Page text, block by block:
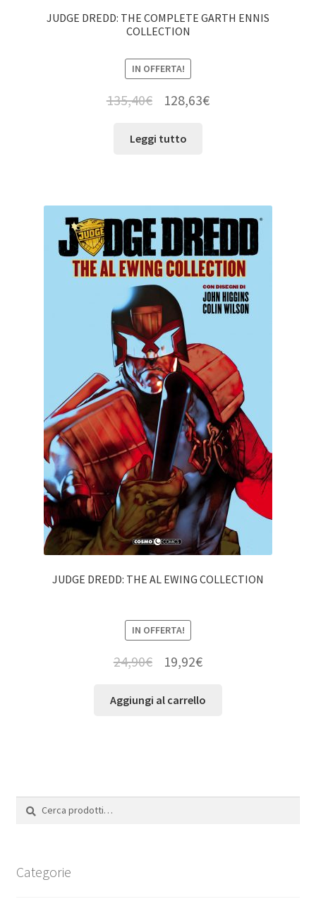
JUDGE DREDD: THE COMPLETE GARTH ENNIS
COLLECTION
IN OFFERTA!
135,40€ 128,63€
Leggi tutto
JUDGE DREDD: THE AL EWING COLLECTION
IN OFFERTA!
24,90€ 19,92€
Aggiungi al carrello
Categorie